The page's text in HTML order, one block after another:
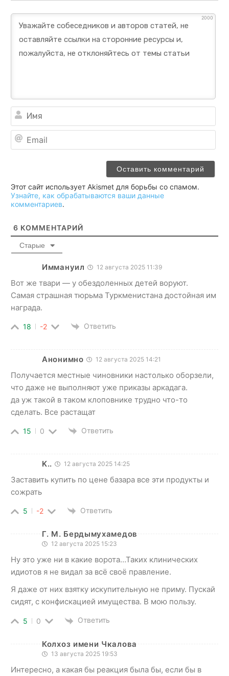
2000
Этот сайт использует Akismet для борьбы со спамом.
Узнайте, как обрабатываются ваши данные
комментариев.
6 КОММЕНТАРИЙ
Старые
Иммануил 12 августа 2025 11:39
Вот же твари — у обездоленных детей воруют.
Самая страшная тюрьма Туркменистана достойная им
награда.
18 -2 Ответить
Анонимно 12 августа 2025 14:21
Получается местные чиновники настолько оборзели,
что даже не выполняют уже приказы аркадага.
да уж такой в таком клоповнике трудно что-то
сделать. Все растащат
15 0 Ответить
K.. 12 августа 2025 14:25
Заставить купить по цене базара все эти продукты и
сожрать
5 -2 Ответить
Г. М. Бердымухамедов
12 августа 2025 15:23
Ну это уже ни в какие ворота…Таких клинических
идиотов я не видал за всё своё правление.
Я даже от них взятку искупительную не приму. Пускай
сидят, с конфискацией имущества. В мою пользу.
5 0 Ответить
Колхоз имени Чкалова
13 августа 2025 19:53
Интересно, а какая бы реакция была бы, если бы в